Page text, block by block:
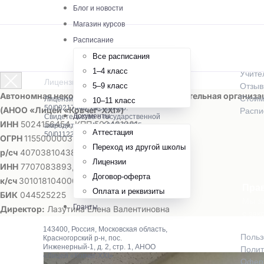
Блог и новости
Магазин курсов
Расписание
Все расписания
1–4 класс
5–9 класс
10–11 класс
Документы
Аттестация
Переход из другой школы
Лицензии
Договор-оферта
Оплата и реквизиты
Гранты
Автономная некоммерческая общеобразовательная
(АНОО «Лицей «Ковчег-ХХI»)
ИНН 5024156454, КПП 502401001
ОГРН1155000003201, ОКПО39838624
р/сч 40703810438000015003 в ПАО Сбербанк
ИНН 7707083893, КПП 775001001
к/сч 30101810400000000225
БИК 044525225
Директор: Лазутина Елена Валентиновна
143400, Россия, Московская область,
Красногорский р-н, пос.
Инженерный-1, д. 2, стр. 1, АНОО
«Лицей «Ковчег-XXI»
Лицензированная онлайн-школа
Лицензия № Л035-01255-
50/00217448, бессрочно.
Свидетельство о государственной
аккредитации № А007-01255-
50/01122852